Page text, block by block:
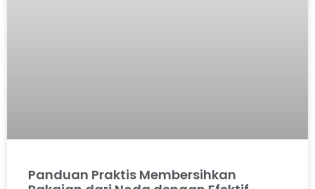
Panduan Praktis Membersihkan